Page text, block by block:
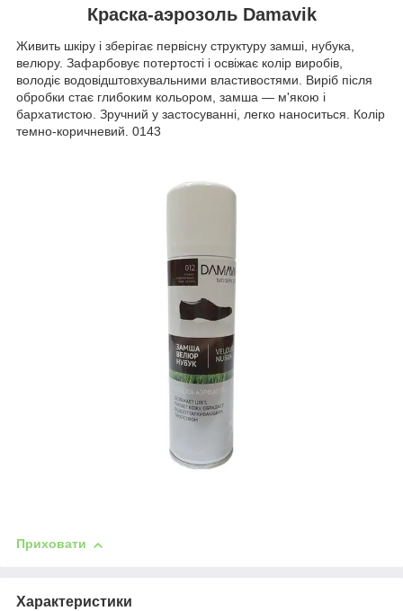
Краска-аэрозоль Damavik
Живить шкіру і зберігає первісну структуру замші, нубука,
велюру. Зафарбовує потертості і освіжає колір виробів,
володіє водовідштовхувальними властивостями. Виріб після
обробки стає глибоким кольором, замша ― м'якою і
бархатистою. Зручний у застосуванні, легко наноситься. Колір
темно-коричневий. 0143
Приховати
Характеристики